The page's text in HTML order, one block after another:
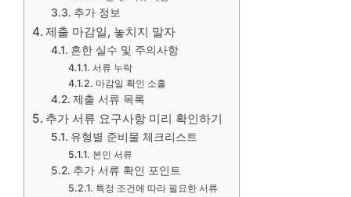
추가 정보
제출 마감일, 놓치지 말자
흔한 실수 및 주의사항
서류 누락
마감일 확인 소홀
제출 서류 목록
추가 서류 요구사항 미리 확인하기
유형별 준비물 체크리스트
본인 서류
추가 서류 확인 포인트
특정 조건에 따라 필요한 서류